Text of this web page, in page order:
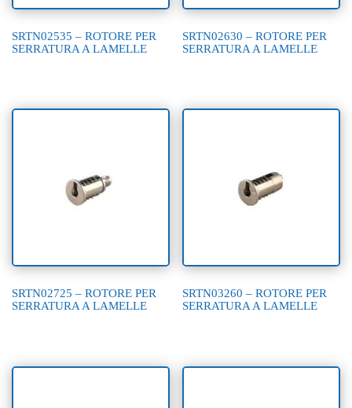
SRTN02535 – ROTORE PER
SERRATURA A LAMELLE
SRTN02630 – ROTORE PER
SERRATURA A LAMELLE
SRTN02725 – ROTORE PER
SERRATURA A LAMELLE
SRTN03260 – ROTORE PER
SERRATURA A LAMELLE